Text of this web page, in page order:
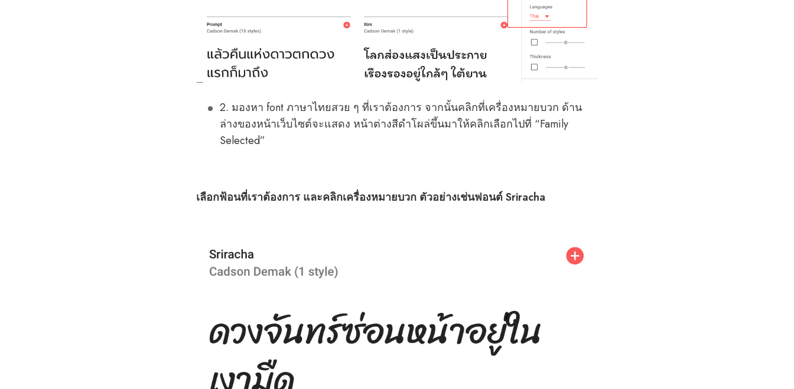
2. มองหา font ภาษาไทยสวย ๆ ที่เราต้องการ จากนั้นคลิกที่เครื่องหมายบวก ด้าน
ล่างของหน้าเว็บไซต์จะแสดง หน้าต่างสีดำโผล่ขึ้นมาให้คลิกเลือกไปที่ “Family
Selected”
เลือกฟ้อนที่เราต้องการ และคลิกเครื่องหมายบวก ตัวอย่างเช่นฟอนต์ Sriracha